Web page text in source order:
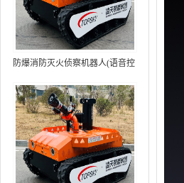
防爆消防灭火侦察机器人(语音控
火焰）中型RXR-MC80BD（第8
代）